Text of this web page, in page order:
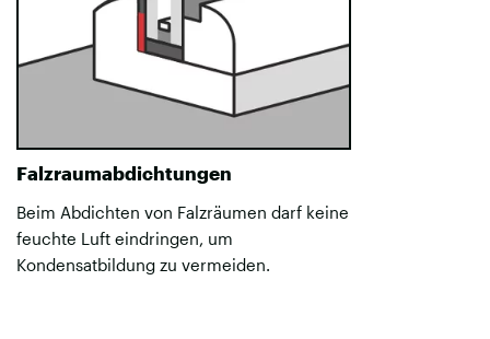
Falzraumabdichtungen
Beim Abdichten von Falzräumen darf keine
feuchte Luft eindringen, um
Kondensatbildung zu vermeiden.